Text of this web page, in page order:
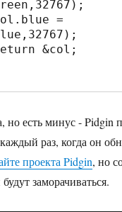
но есть минус - Pidgin
раз, когда он
проекта Pidgin, но
заморачиваться.